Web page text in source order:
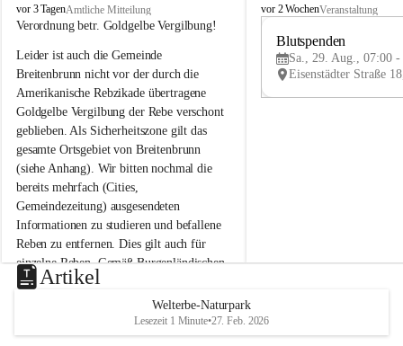
B
r
i
t
e
n
b
r
u
n
n
a
m
N
e
u
s
d
vor 3 TagenAmtliche Mitteilung
Verordnung betr. Goldgelbe Vergilbung!
Leider ist auch die Gemeinde
Breitenbrunn nicht vor der durch die
Amerikanische Rebzikade übertragene
Goldgelbe Vergilbung der Rebe verschont
geblieben. Als Sicherheitszone gilt das
gesamte Ortsgebiet von Breitenbrunn
(siehe Anhang). Wir bitten nochmal die
bereits mehrfach (Cities,
Gemeindezeitung) ausgesendeten
Informationen zu studieren und befallene
Reben zu entfernen. Dies gilt auch für
einzelne Reben. Gemäß Burgenländischen
Weinbaugesetz sind nicht gepflegte oder
unzulässige Weingärten zu roden! Bitte
helfen wir zusammen um unsere Winzer
vor den prognostizierten Ernteausfällen
B
e
u
e
d
vor 2 WochenVeranstaltung
Blutspenden
Sa., 29. Aug., 07:00 -
Artikel
Welterbe-Naturpark
Lesezeit 1 Minute•27. Feb. 2026